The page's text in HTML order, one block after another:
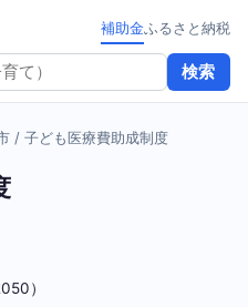
検索
補助金ふるさと納税
/ 子ども医療費助成制度
）